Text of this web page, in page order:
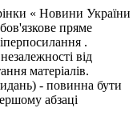
« Новини України
пряме
.
від
матеріалів.
- повинна бути
абзаці